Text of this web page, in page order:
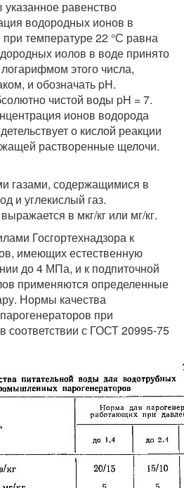
равенство
водородных ионов в
температуре 22 °С равна
иолов в воде принято
этого числа,
и обозначать pH.
чистой воды pH = 7.
ионов водорода
о кислой реакции
растворенные щелочи.
газами, содержащимися в
и углекислый газ.
в мкг/кг или мг/кг.
Госгортехнадзора к
имеющих естественную
до 4 МПа, и к подпиточной
применяются определенные
Нормы качества
при
соответствии с ГОСТ 20995-75